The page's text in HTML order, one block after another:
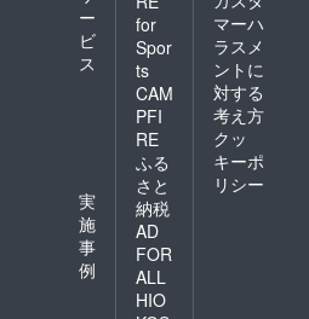
ー
ビ
ス
実
施
事
例
for
Spor
ts
CAM
PFI
RE
ふる
さと
納税
AD
FOR
ALL
HIO
マーハ
ラスメ
ントに
対する
考え方
クッ
キーポ
リシー